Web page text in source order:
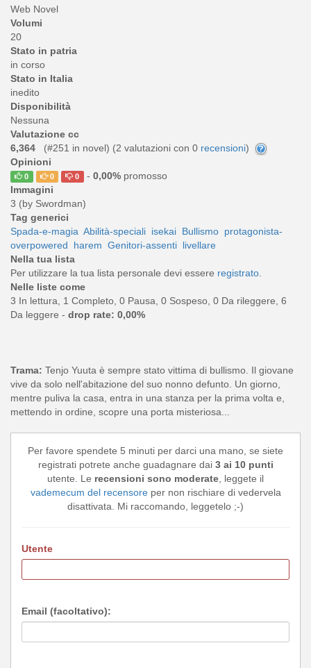
Web Novel
Volumi
20
Stato in patria
in corso
Stato in Italia
inedito
Disponibilità
Nessuna
Valutazione cc
6,364
(#251 in novel) (2 valutazioni con 0 recensioni)
Opinioni
0 0 0 - 0,00%promosso
Immagini
3 (by Swordman)
Tag generici
Spada-e-magia Abilità-speciali isekai Bullismo protagonista-
overpowered
harem Genitori-assenti livellare
Nella tua lista
Per utilizzare la tua lista personale devi essere registrato.
Nelle liste come
3 In lettura, 1 Completo, 0 Pausa, 0 Sospeso, 0 Da rileggere, 6
Da leggere - drop rate: 0,00%
Trama: Tenjo Yuuta è sempre stato vittima di bullismo. Il giovane
vive da solo nell'abitazione del suo nonno defunto. Un giorno,
mentre puliva la casa, entra in una stanza per la prima volta e,
mettendo in ordine, scopre una porta misteriosa...
Per favore spendete 5 minuti per darci una mano, se siete
registrati potrete anche guadagnare dai 3 ai 10 punti
utente. Le recensioni sono moderate, leggete il
vademecum del recensoreper non rischiare di vedervela
disattivata. Mi raccomando, leggetelo ;-)
Utente
Email (facoltativo):